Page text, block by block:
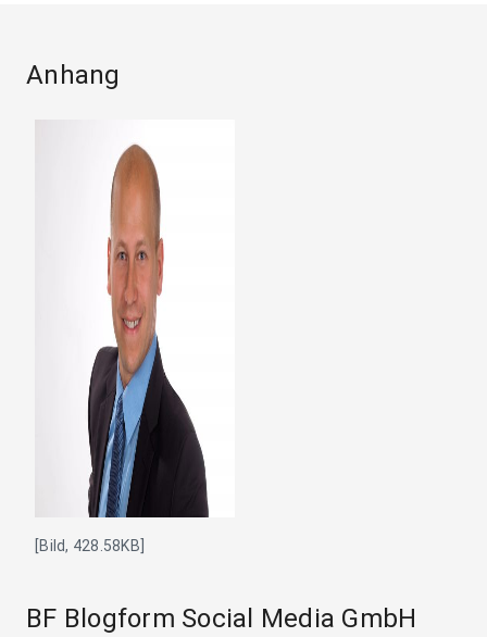
Anhang
[Bild, 428.58KB]
BF Blogform Social Media GmbH